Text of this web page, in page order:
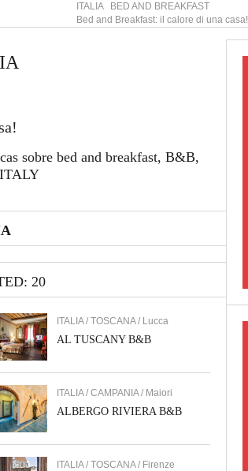
ITALIA BED AND BREAKFAST
Bed and Breakfast: il calore di una casa!
sobre bed and breakfast, B&B,
20
ITALIA / TOSCANA / Lucca
AL TUSCANY B&B
ITALIA / CAMPANIA / Maiori
ALBERGO RIVIERA B&B
ITALIA / TOSCANA / Firenze